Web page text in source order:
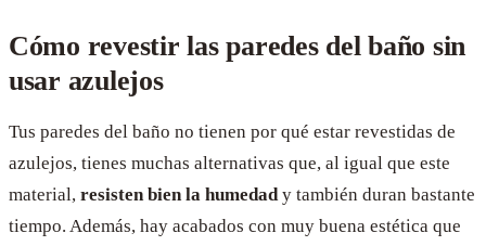
Cómo revestir las paredes del baño sin
usar azulejos
Tus paredes del baño no tienen por qué estar revestidas de
azulejos, tienes muchas alternativas que, al igual que este
material, resisten bien la humedady también duran bastante
tiempo. Además, hay acabados con muy buena estética que